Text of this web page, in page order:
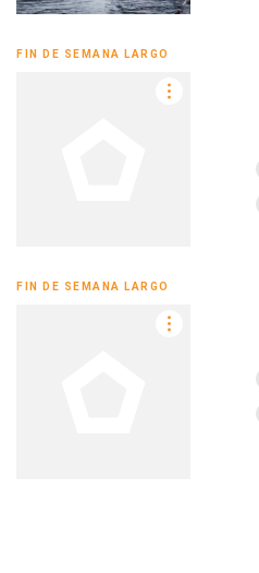
FIN DE SEMANA LARGO
FIN DE SEMANA LARGO